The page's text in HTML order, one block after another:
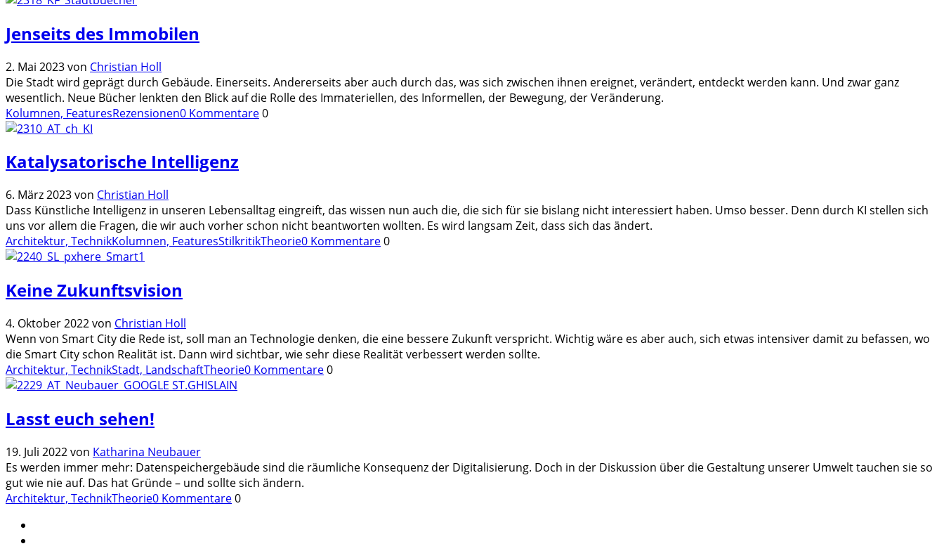
Jenseits des Immobilen
2. Mai 2023von Christian Holl
Die Stadt wird geprägt durch Gebäude. Einerseits. Andererseits aber auch durch das, was sich zwischen ihnen ereignet, verändert, entdeckt werden kann. Und zwar ganz
wesentlich. Neue Bücher lenkten den Blick auf die Rolle des Immateriellen, des Informellen, der Bewegung, der Veränderung.
Kolumnen, FeaturesRezensionen0 Kommentare0
Katalysatorische Intelligenz
6. März 2023von Christian Holl
Dass Künstliche Intelligenz in unseren Lebensalltag eingreift, das wissen nun auch die, die sich für sie bislang nicht interessiert haben. Umso besser. Denn durch KI stellen sich
uns vor allem die Fragen, die wir auch vorher schon nicht beantworten wollten. Es wird langsam Zeit, dass sich das ändert.
Architektur, TechnikKolumnen, FeaturesStilkritikTheorie0 Kommentare0
Keine Zukunftsvision
4. Oktober 2022von Christian Holl
Wenn von Smart City die Rede ist, soll man an Technologie denken, die eine bessere Zukunft verspricht. Wichtig wäre es aber auch, sich etwas intensiver damit zu befassen, wo
die Smart City schon Realität ist. Dann wird sichtbar, wie sehr diese Realität verbessert werden sollte.
Architektur, TechnikStadt, LandschaftTheorie0 Kommentare0
Lasst euch sehen!
19. Juli 2022von Katharina Neubauer
Es werden immer mehr: Datenspeichergebäude sind die räumliche Konsequenz der Digitalisierung. Doch in der Diskussion über die Gestaltung unserer Umwelt tauchen sie so
gut wie nie auf. Das hat Gründe – und sollte sich ändern.
Architektur, TechnikTheorie0 Kommentare0